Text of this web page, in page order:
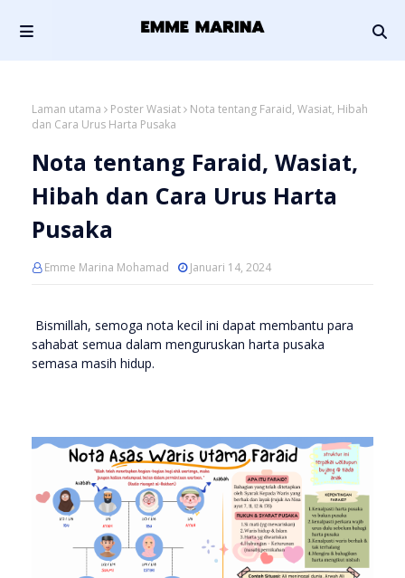
Laman utama Poster Wasiat
Nota tentang Faraid, Wasiat, Hibah
dan Cara Urus Harta Pusaka
Nota tentang Faraid, Wasiat,
Hibah dan Cara Urus Harta
Pusaka
Emme Marina Mohamad Januari 14, 2024
Bismillah, semoga nota kecil ini dapat membantu para
sahabat semua dalam menguruskan harta pusaka
semasa masih hidup.